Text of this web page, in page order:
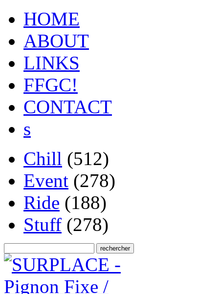
HOME
ABOUT
LINKS
FFGC!
CONTACT
s
Chill (512)
Event (278)
Ride (188)
Stuff (278)